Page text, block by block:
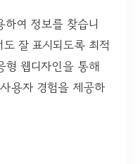
여 정보를 찾습니
잘 표시되도록 최적
형 웹디자인을 통해
용자 경험을 제공하